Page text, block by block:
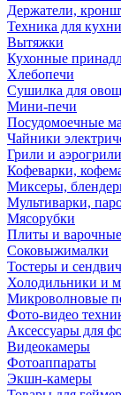
Держатели,
Техника для кухни
Вытяжки
Кухонные
Хлебопечи
Сушилка для
Мини-печи
Посудомоечные
Чайники
Грили и аэрогрили
Кофеварки,
Миксеры,
Мультиварки,
Мясорубки
Плиты и
Соковыжималки
Тостеры и
Холодильники и
Микроволновые
Фото-видео
Аксессуары для
Видеокамеры
Фотоаппараты
Экшн-камеры